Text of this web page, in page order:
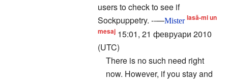
users to check to see if
Sockpuppetry. --—Mister lasă-mi un
mesaj 15:01, 21 февруари 2010
(UTC)
There is no such need right
now. However, if you stay and